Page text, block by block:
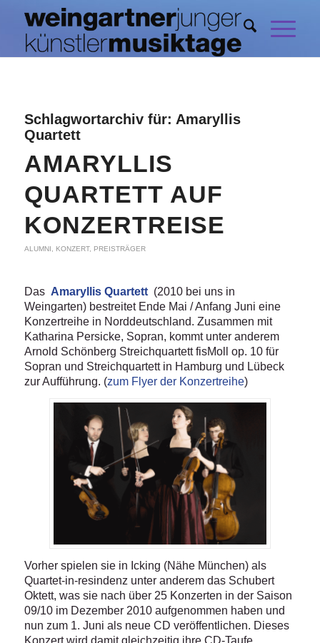
Schlagwortarchiv für: Amaryllis
Quartett
AMARYLLIS
QUARTETT AUF
KONZERTREISE
ALUMNI KONZERT, PREISTRÄGER
Das Amaryllis Quartett(2010 bei uns in
Weingarten) bestreitet Ende Mai / Anfang Juni eine
Konzertreihe in Norddeutschland. Zusammen mit
Katharina Persicke, Sopran, kommt unter anderem
Arnold Schönberg Streichquartett fisMoll op. 10 für
Sopran und Streichquartett in Hamburg und Lübeck
zur Aufführung. (zum Flyer der Konzertreihe)
Vorher spielen sie in Icking (Nähe München) als
Quartet-in-resindenz unter anderem das Schubert
Oktett, was sie nach über 25 Konzerten in der Saison
09/10 im Dezember 2010 aufgenommen haben und
nun zum 1. Juni als neue CD veröffentlichen. Dieses